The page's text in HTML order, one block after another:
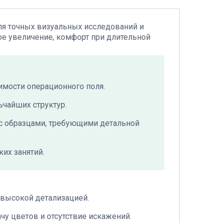
точных визуальных исследований и
увеличение, комфорт при длительной
операционного поля.
структур.
образцами, требующими детальной
занятий.
детализацией.
цветов и отсутствие искажений.